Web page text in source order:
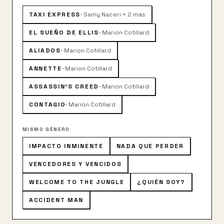
TAXI EXPRESS· Samy Naceri + 2 más
EL SUEÑO DE ELLIS· Marion Cotillard
ALIADOS· Marion Cotillard
ANNETTE· Marion Cotillard
ASSASSIN'S CREED · Marion Cotillard
CONTAGIO· Marion Cotillard
MISMO GÉNERO
IMPACTO INMINENTE NADA QUE PERDER
VENCEDORES Y VENCIDOS
WELCOME TO THE JUNGLE ¿QUIÉN SOY?
ACCIDENT MAN